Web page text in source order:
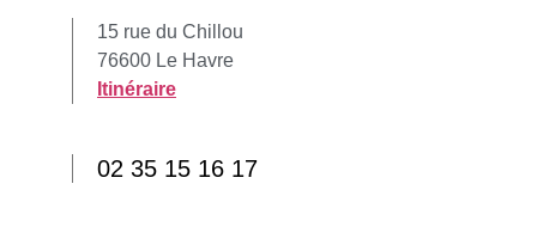
15 rue du Chillou
76600 Le Havre
Itinéraire
02 35 15 16 17